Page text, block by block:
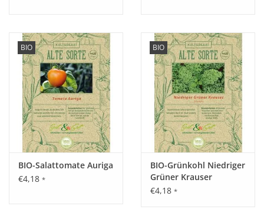
Aussaat:
Vorzucht drinnen: März - Mai, auspflanzen nach draußen:
Mitte Mai - Juni.
Keimung:
Ca. 10 - 15 Tage bei ca. 20 °C.
BIO
BIO-Salattomate Auriga
€4,18 *
BIO
BIO-Grünkohl Niedriger
Grüner Krauser
€4,18 *